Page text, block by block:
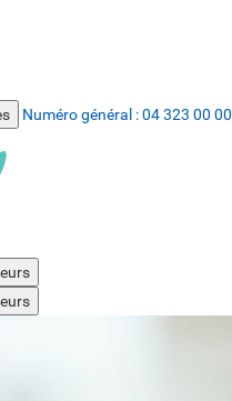
Numéro général :04 323 00 00